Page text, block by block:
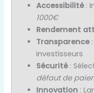
Accessibilité:
1000€
Rendement
Transparence:
investisseurs
Sécurité:
défaut de
Innovation :